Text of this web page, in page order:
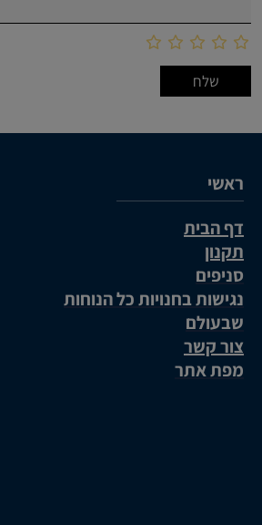
ראשי
דף הבית
תקנון
סניפים
נגישות בחנויות כל הנוחות
שבעולם
צור קשר
מפת אתר